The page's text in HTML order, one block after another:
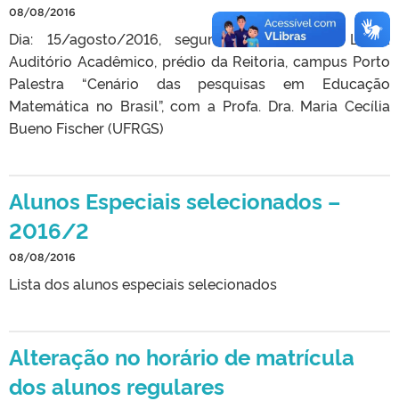
08/08/2016
Dia: 15/agosto/2016, segunda-feira, às 14h Local:
Auditório Acadêmico, prédio da Reitoria, campus Porto
Palestra “Cenário das pesquisas em Educação
Matemática no Brasil”, com a Profa. Dra. Maria Cecília
Bueno Fischer (UFRGS)
Alunos Especiais selecionados –
2016/2
08/08/2016
Lista dos alunos especiais selecionados
Alteração no horário de matrícula
dos alunos regulares